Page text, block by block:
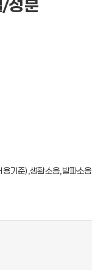
/성분
기준),생활소음,발파소